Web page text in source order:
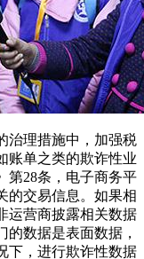
治理措施中，加强税
账单之类的欺诈性业
第28条，电子商务平
的交易信息。如果相
运营商披露相关数据
数据是表面数据，
下，进行欺诈性数据